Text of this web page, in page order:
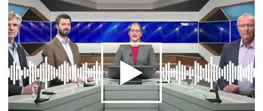
in
Brabant
-
bouwen
aan
een
duurzame
toekomst